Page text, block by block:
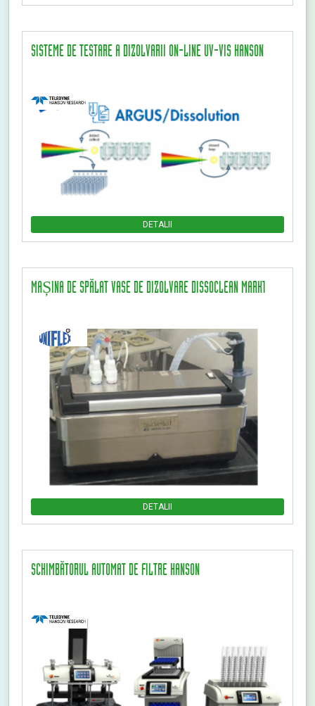
SISTEME DE TESTARE A DIZOLVARII ON-LINE UV-VIS HANSON
DETALII
MAȘINA DE SPĂLAT VASE DE DIZOLVARE DISSOCLEAN MARK1
DETALII
SCHIMBĂTORUL AUTOMAT DE FILTRE HANSON